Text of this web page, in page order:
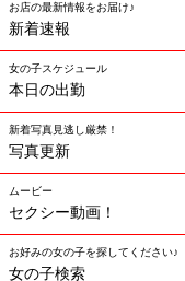
お店の最新情報をお届け♪
新着速報
女の子スケジュール
本日の出勤
新着写真見逃し厳禁！
写真更新
ムービー
セクシー動画！
お好みの女の子を探してください♪
女の子検索